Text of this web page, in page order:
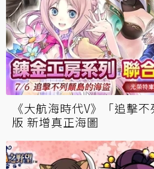
《大航海時代V》「追擊
版 新增真正海圖